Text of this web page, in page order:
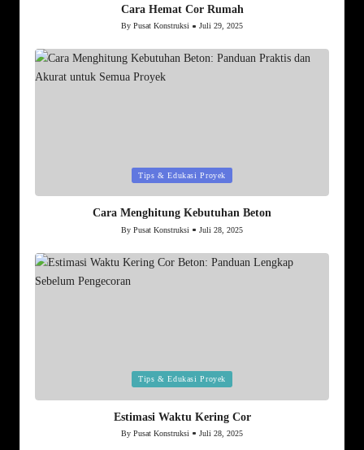
Cara Hemat Cor Rumah
Posted
By Pusat Konstruksi Juli 29, 2025
Tips & Edukasi Proyek
Cara Menghitung Kebutuhan Beton
Posted
By Pusat Konstruksi Juli 28, 2025
Tips & Edukasi Proyek
Estimasi Waktu Kering Cor
Posted
By Pusat Konstruksi Juli 28, 2025